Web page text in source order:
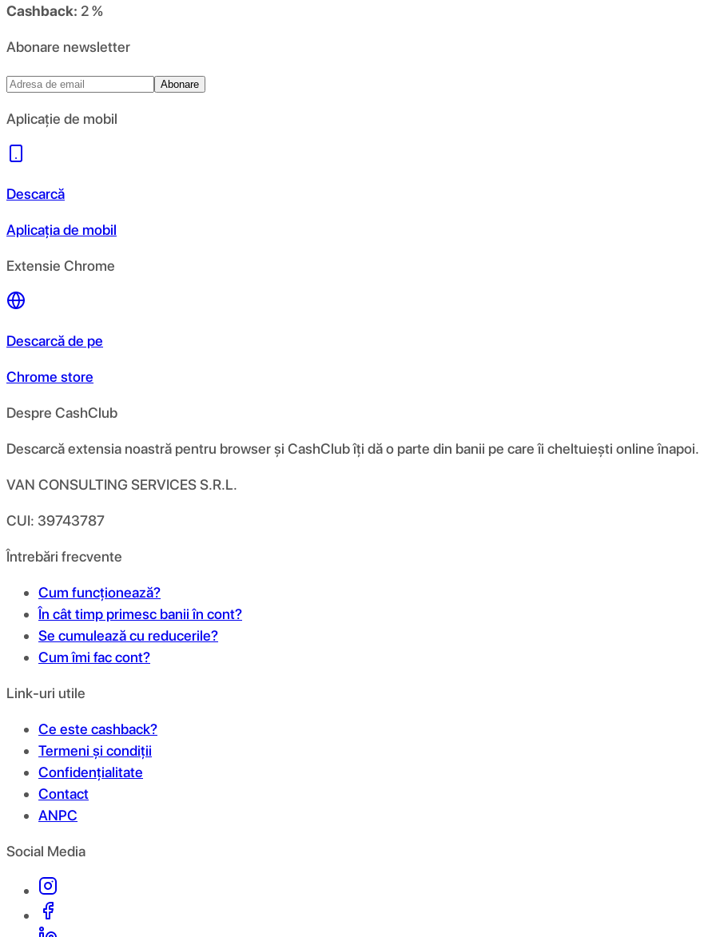
Cashback: 2 %
Abonare newsletter
Abonare
Aplicație de mobil
Descarcă
Aplicația de mobil
Extensie Chrome
Descarcă de pe
Chrome store
Despre CashClub
Descarcă extensia noastră pentru browser și CashClub îți dă o parte din banii pe care îi cheltuiești online înapoi.
VAN CONSULTING SERVICES S.R.L.
CUI: 39743787
Întrebări frecvente
Cum funcționează?
În cât timp primesc banii în cont?
Se cumulează cu reducerile?
Cum îmi fac cont?
Link-uri utile
Ce este cashback?
Termeni și condiții
Confidențialitate
Contact
ANPC
Social Media